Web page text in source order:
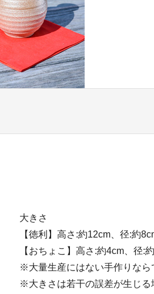
大きさ
【徳利】高さ:約12cm、径:約
【おちょこ】高さ:約4cm、径:
※大量生産にはない手作りなら
※大きさは若干の誤差が生じる